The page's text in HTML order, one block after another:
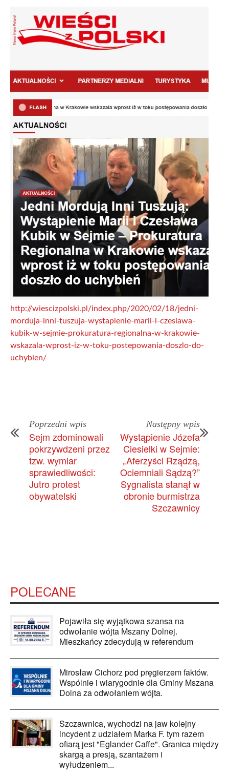
http://wiescizpolski.pl/index.php/2020/02/18/jedni-
morduja-inni-tuszuja-wystapienie-marii-i-czeslawa-
kubik-w-sejmie-prokuratura-regionalna-w-krakowie-
wskazala-wprost-iz-w-toku-postepowania-doszlo-do-
uchybien/
Poprzedni wpis
Sejm zdominowali
pokrzywdzeni przez
tzw. wymiar
sprawiedliwości:
Jutro protest
obywatelski
Następny wpis
Wystąpienie Józefa
Ciesielki w Sejmie:
„Aferzyści Rządzą,
Ociemniali Sądzą?”
Sygnalista stanął w
obronie burmistrza
Szczawnicy
POLECANE
Pojawiła się wyjątkowa szansa na
odwołanie wójta Mszany Dolnej.
Mieszkańcy zdecydują w referendum
Mirosław Cichorz pod pręgierzem faktów.
Wspólnie i wiarygodnie dla Gminy Mszana
Dolna za odwołaniem wójta.
Szczawnica, wychodzi na jaw kolejny
incydent z udziałem Marka F. tym razem
ofiarą jest "Eglander Caffe". Granica między
skargą a presją, szantażem i
wyłudzeniem...